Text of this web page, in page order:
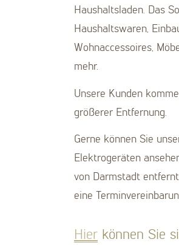
Haushaltsladen. Das
Haushaltswaren,
Wohnaccessoires,
mehr.
Unsere Kunden
größerer Entfernung.
Gerne können Sie
Elektrogeräten
von Darmstadt
eine
Hier können Sie